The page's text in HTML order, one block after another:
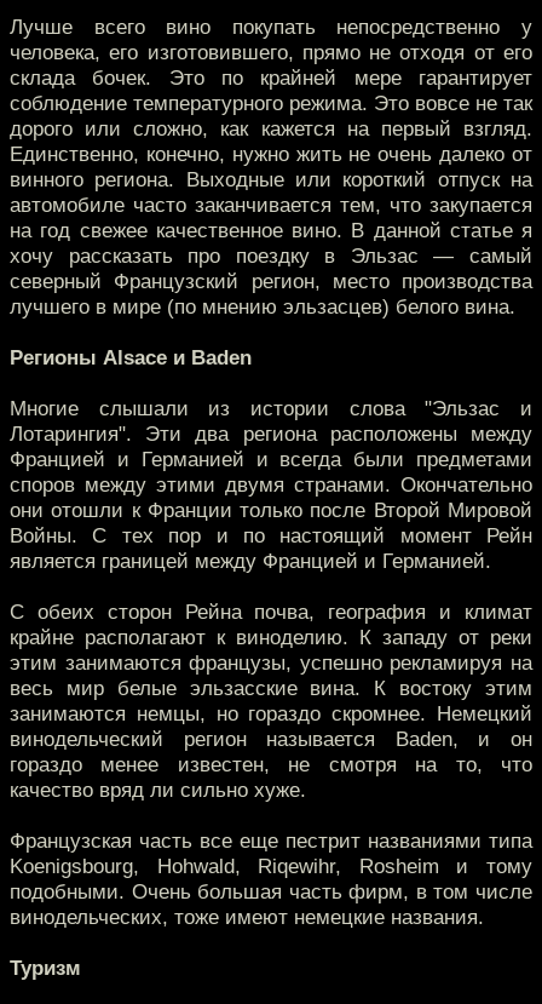
Лучше всего вино покупать непосредственно у
человека, его изготовившего, прямо не отходя от его
склада бочек. Это по крайней мере гарантирует
соблюдение температурного режима. Это вовсе не так
дорого или сложно, как кажется на первый взгляд.
Единственно, конечно, нужно жить не очень далеко от
винного региона. Выходные или короткий отпуск на
автомобиле часто заканчивается тем, что закупается
на год свежее качественное вино. В данной статье я
хочу рассказать про поездку в Эльзас — самый
северный Французский регион, место производства
лучшего в мире (по мнению эльзасцев) белого вина.
Регионы Alsace и Baden
Многие слышали из истории слова "Эльзас и
Лотарингия". Эти два региона расположены между
Францией и Германией и всегда были предметами
споров между этими двумя странами. Окончательно
они отошли к Франции только после Второй Мировой
Войны. С тех пор и по настоящий момент Рейн
является границей между Францией и Германией.
С обеих сторон Рейна почва, география и климат
крайне располагают к виноделию. К западу от реки
этим занимаются французы, успешно рекламируя на
весь мир белые эльзасские вина. К востоку этим
занимаются немцы, но гораздо скромнее. Немецкий
винодельческий регион называется Baden, и он
гораздо менее известен, не смотря на то, что
качество вряд ли сильно хуже.
Французская часть все еще пестрит названиями типа
Koenigsbourg, Hohwald, Riqewihr, Rosheim и тому
подобными. Очень большая часть фирм, в том числе
винодельческих, тоже имеют немецкие названия.
Туризм